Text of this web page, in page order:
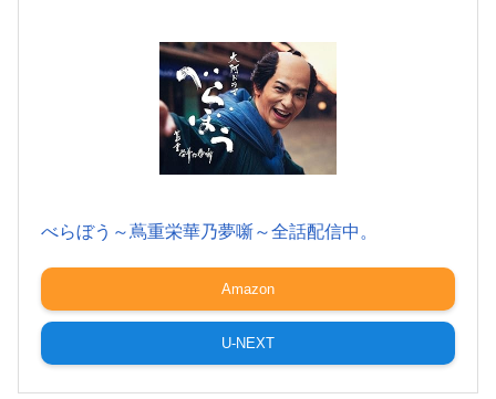
べらぼう～蔦重栄華乃夢噺～全話配信中。
Amazon
U-NEXT